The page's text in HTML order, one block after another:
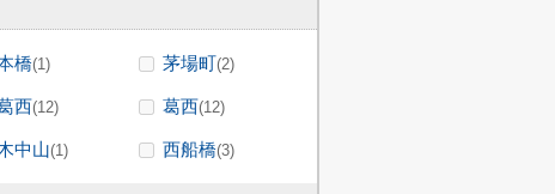
橋(1) 茅場町(2)
西(12) 葛西(12)
中山(1) 西船橋(3)